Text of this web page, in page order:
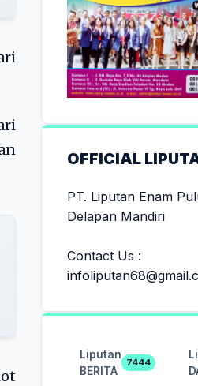
OFFICIAL
PT. Liputan Enam
Delapan Mandiri
Contact Us :
Liputan
BERITA
7444